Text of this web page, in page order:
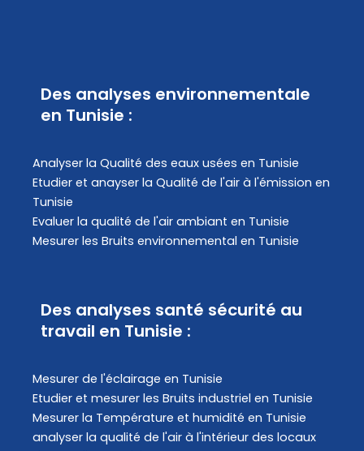
Des analyses environnementale
en Tunisie :
Analyser la Qualité des eaux usées en Tunisie
Etudier et anayser la Qualité de l'air à l'émission en
Tunisie
Evaluer la qualité de l'air ambiant en Tunisie
Mesurer les Bruits environnemental en Tunisie
Des analyses santé sécurité au
travail en Tunisie :
Mesurer de l'éclairage en Tunisie
Etudier et mesurer les Bruits industriel en Tunisie
Mesurer la Température et humidité en Tunisie
analyser la qualité de l'air à l'intérieur des locaux